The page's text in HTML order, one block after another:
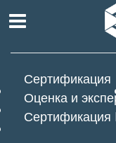
Сертификация
Оценка и
Сертификация